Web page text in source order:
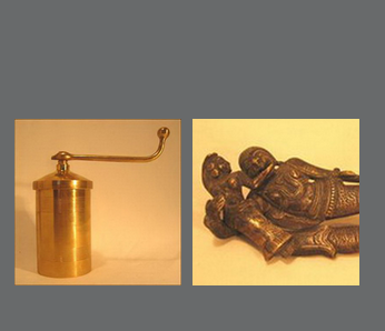
vaisselle de
l’Inde
ciseaux à bétel
de l’Inde